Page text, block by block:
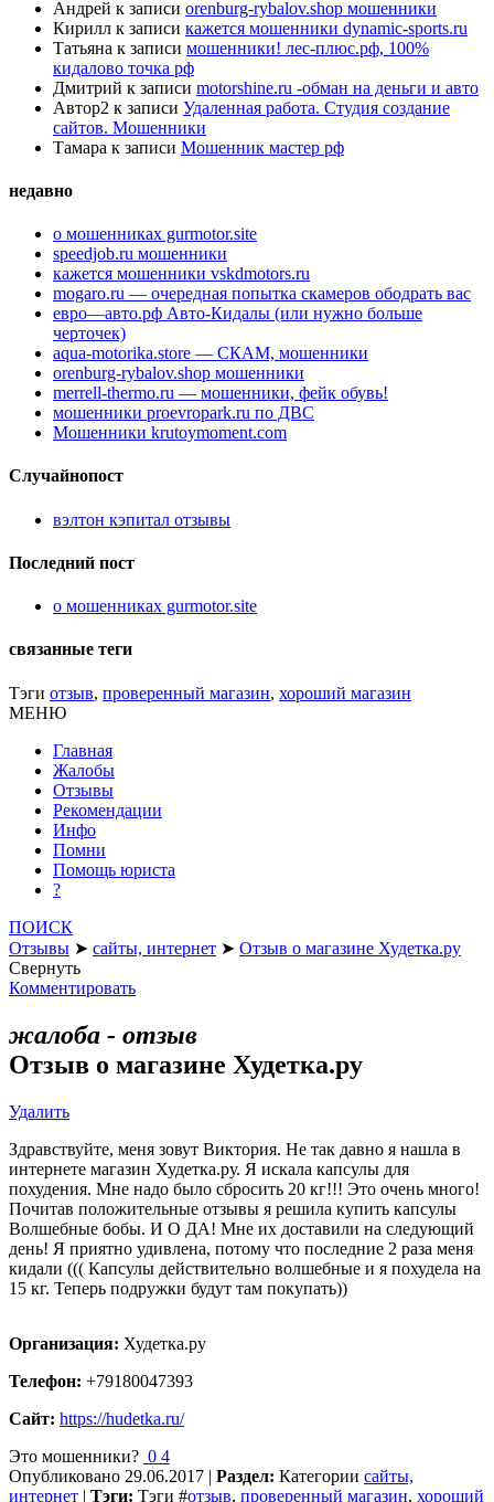
Андрей к записи orenburg-rybalov.shop мошенники
Кирилл к записи кажется мошенники dynamic-sports.ru
Татьяна к записи мошенники! лес-плюс.рф, 100%
кидалово точка рф
Дмитрий к записи motorshine.ru -обман на деньги и авто
Автор2 к записи Удаленная работа. Студия создание
сайтов. Мошенники
Тамара к записи Мошенник мастер рф
недавно
о мошенниках gurmotor.site
speedjob.ru мошенники
кажется мошенники vskdmotors.ru
mogaro.ru — очередная попытка скамеров ободрать вас
евро—авто.рф Авто-Кидалы (или нужно больше
черточек)
aqua-motorika.store — СКАМ, мошенники
orenburg-rybalov.shop мошенники
merrell-thermo.ru — мошенники, фейк обувь!
мошенники proevropark.ru по ДВС
Мошенники krutoymoment.com
Случайнопост
вэлтон кэпитал отзывы
Последний пост
о мошенниках gurmotor.site
связанные теги
Тэги отзыв, проверенный магазин, хороший магазин
МЕНЮ
Главная
Жалобы
Отзывы
Рекомендации
Инфо
Помни
Помощь юриста
?
ПОИСК
Отзывы ➤ сайты, интернет ➤ Отзыв о магазине Худетка.ру
Свернуть
Комментировать
жалоба - отзыв
Отзыв о магазине Худетка.ру
Удалить
Здравствуйте, меня зовут Виктория. Не так давно я нашла в
интернете магазин Худетка.ру. Я искала капсулы для
похудения. Мне надо было сбросить 20 кг!!! Это очень много!
Почитав положительные отзывы я решила купить капсулы
Волшебные бобы. И О ДА! Мне их доставили на следующий
день! Я приятно удивлена, потому что последние 2 раза меня
кидали ((( Капсулы действительно волшебные и я похудела на
15 кг. Теперь подружки будут там покупать))
Организация: Худетка.ру
Телефон: +79180047393
Сайт: https://hudetka.ru/
Это мошенники? 0 4
Опубликовано 29.06.2017 | Раздел: Категории сайты,
интернет | Тэги: Тэги #отзыв, проверенный магазин, хороший